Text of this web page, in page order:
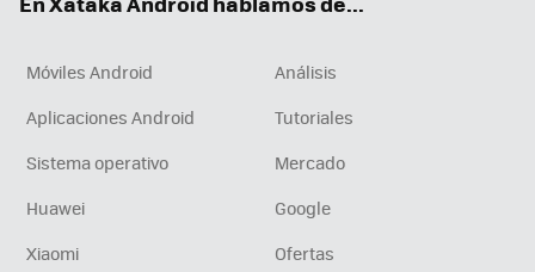
Móviles Android
Análisis
Aplicaciones Android
Tutoriales
Sistema operativo
Mercado
Huawei
Google
Xiaomi
Ofertas